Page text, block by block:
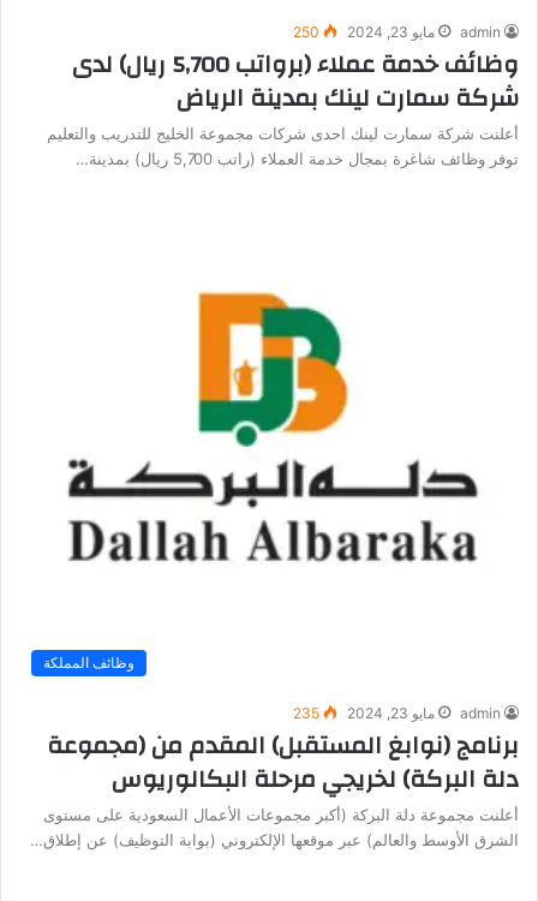
admin مايو 23, 2024 250
وظائف خدمة عملاء (برواتب 5,700 ريال) لدى
شركة سمارت لينك بمدينة الرياض
أعلنت شركة سمارت لينك احدى شركات مجموعة الخليج للتدريب والتعليم
توفر وظائف شاغرة بمجال خدمة العملاء (راتب 5,700 ريال) بمدينة…
وظائف المملكة
admin مايو 23, 2024 235
برنامج (نوابغ المستقبل) المقدم من (مجموعة
دلة البركة) لخريجي مرحلة البكالوريوس
أعلنت مجموعة دلة البركة (أكبر مجموعات الأعمال السعودية على مستوى
الشرق الأوسط والعالم) عبر موقعها الإلكتروني (بوابة التوظيف) عن إطلاق…